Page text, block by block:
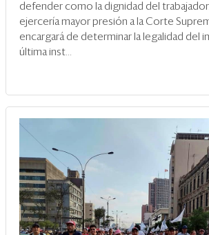
defender como la dignidad del
ejercería mayor presión a la Corte
encargará de determinar la legalidad del
última inst...